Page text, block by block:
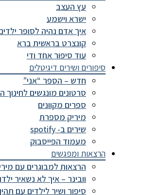
עץ העצב
ישרא וישמע
איך אדם נהיה לסופר
קונצרט בראשית ברא
עוד סיפור אחד ודי
סיפורים ושירים דיגיטלים
חדש – הספר “אני”
סרטונים מונגשים לחינוך
ספרים מקוונים
מיריק מספרת
שירים ב- spotify
מעמוד הפייסבוק
הרצאות ומפגשים
הרצאות למבוגרים עם
וובינר – איך לא נשאיר
סיפור ושיר לילדים עם